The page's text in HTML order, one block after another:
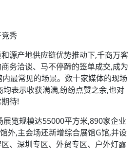
秀
源产地供应链优势推动下,千商万客
务洽谈、马不停蹄的签单成交,成为
最常见的场景。数十家媒体的现场
均表示收获满满,纷纷点赞之余,也对
待!
览规模达55000平方米,890家企业
外,主会场还新增综合展馆G馆,并设
、深圳专区、外贸专区、户外灯露